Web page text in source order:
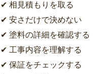
✔ 相見積もりを取る
✔ 安さだけで決めない
✔ 塗料の詳細を確認する
✔ 工事内容を理解する
✔ 保証をチェックする